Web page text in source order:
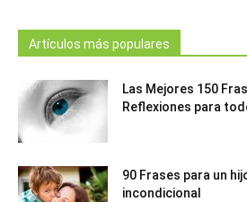
Artículos más populares
Las Mejores 150
Reflexiones para
90 Frases para un
incondicional